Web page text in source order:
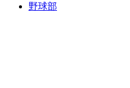
野球部